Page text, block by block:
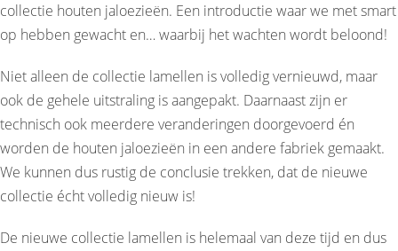
collectie houten jaloezieën. Een introductie waar we met smart
op hebben gewacht en… waarbij het wachten wordt beloond!
Niet alleen de collectie lamellen is volledig vernieuwd, maar
ook de gehele uitstraling is aangepakt. Daarnaast zijn er
technisch ook meerdere veranderingen doorgevoerd én
worden de houten jaloezieën in een andere fabriek gemaakt.
We kunnen dus rustig de conclusie trekken, dat de nieuwe
collectie écht volledig nieuw is!
De nieuwe collectie lamellen is helemaal van deze tijd en dus